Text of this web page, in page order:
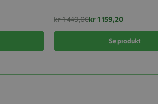
kr 1 449,00kr 1 159,20
Se produkt